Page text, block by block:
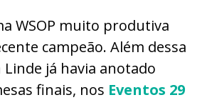
WSOP muito produtiva
campeão. Além dessa
Linde já havia anotado
finais, nos Eventos 29